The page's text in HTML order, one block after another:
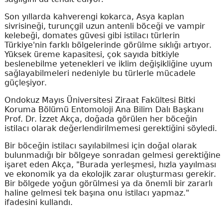
Son yıllarda kahverengi kokarca, Asya kaplan
sivrisineği, turunçgil uzun antenli böceği ve vampir
kelebeği, domates güvesi gibi istilacı türlerin
Türkiye'nin farklı bölgelerinde görülme sıklığı artıyor.
Yüksek üreme kapasitesi, çok sayıda bitkiyle
beslenebilme yetenekleri ve iklim değişikliğine uyum
sağlayabilmeleri nedeniyle bu türlerle mücadele
güçleşiyor.
Ondokuz Mayıs Üniversitesi Ziraat Fakültesi Bitki
Koruma Bölümü Entomoloji Ana Bilim Dalı Başkanı
Prof. Dr. İzzet Akça, doğada görülen her böceğin
istilacı olarak değerlendirilmemesi gerektiğini söyledi.
Bir böceğin istilacı sayılabilmesi için doğal olarak
bulunmadığı bir bölgeye sonradan gelmesi gerektiğine
işaret eden Akça, "Burada yerleşmesi, hızla yayılması
ve ekonomik ya da ekolojik zarar oluşturması gerekir.
Bir bölgede yoğun görülmesi ya da önemli bir zararlı
haline gelmesi tek başına onu istilacı yapmaz."
ifadesini kullandı.